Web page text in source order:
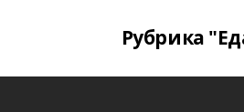
Рубрика